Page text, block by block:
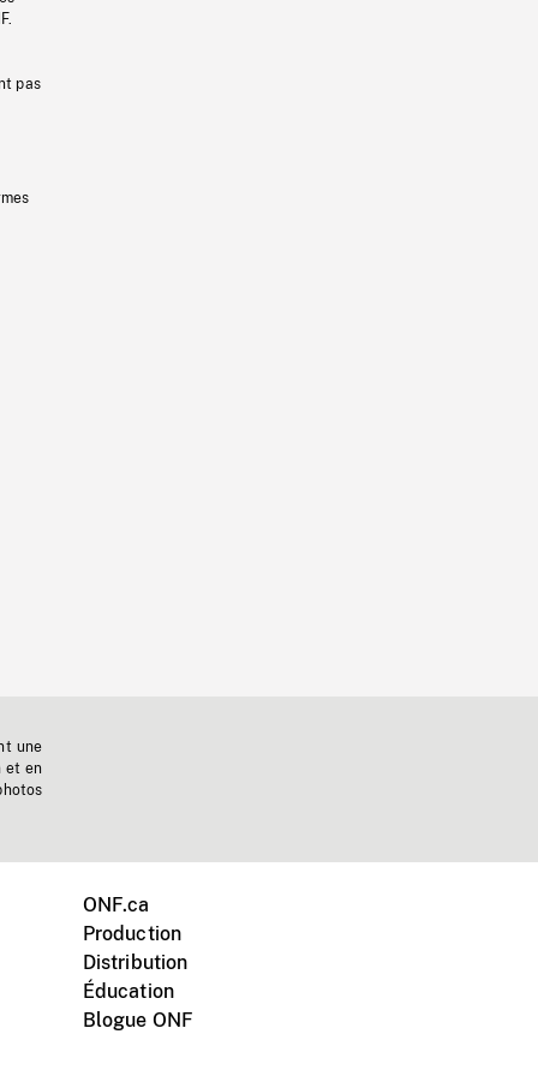
pas
une
et en
ONF.ca
Production
Distribution
Éducation
Blogue ONF